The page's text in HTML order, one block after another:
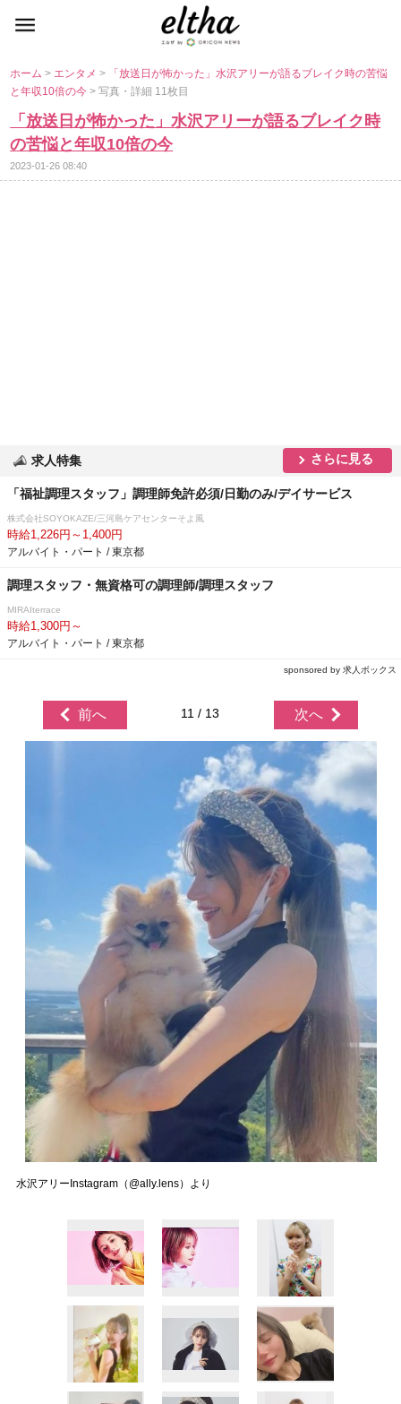
ホーム> エンタメ>
「放送日が怖かった」水沢アリーが語るブレイク時の苦悩
と年収10倍の今> 写真・詳細 11枚目
「放送日が怖かった」水沢アリーが語るブレイク時
の苦悩と年収10倍の今
2023-01-26 08:40
求人特集 さらに見る
「福祉調理スタッフ」調理師免許必須/日勤のみ/デイサービス
株式会社SOYOKAZE/三河島ケアセンターそよ風
時給1,226円～1,400円
アルバイト・パート / 東京都
調理スタッフ・無資格可の調理師/調理スタッフ
MIRAIterrace
時給1,300円～
アルバイト・パート / 東京都
sponsored by 求人ボックス
前へ 11 / 13 次へ
水沢アリーInstagram（@ally.lens）より